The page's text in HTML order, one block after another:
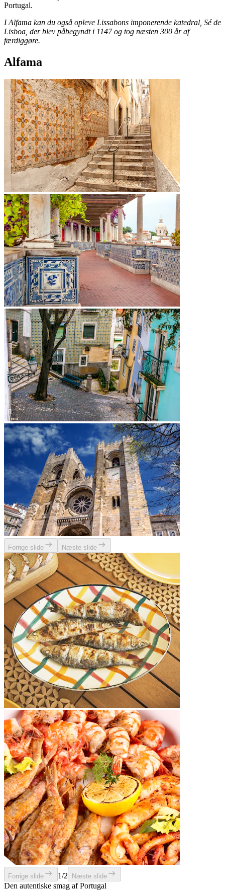
Portugal.
I Alfama kan du også opleve Lissabons imponerende katedral, Sé de
Lisboa, der blev påbegyndt i 1147 og tog næsten 300 år af
færdiggøre.
Alfama
Forrige slide Næste slide
Forrige slide 1/2 Næste slide
Den autentiske smag af Portugal